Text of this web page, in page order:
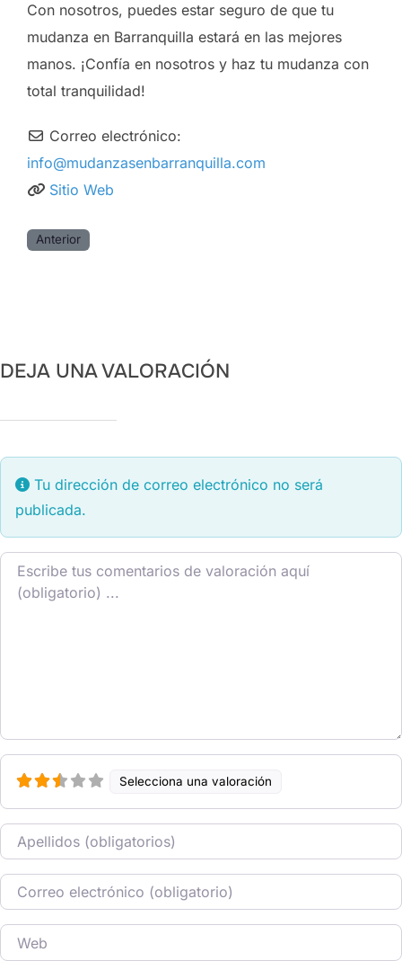
Con nosotros, puedes estar seguro de que tu
mudanza en Barranquilla estará en las mejores
manos. ¡Confía en nosotros y haz tu mudanza con
total tranquilidad!
Correo electrónico:
info@mudanzasenbarranquilla.com
Sitio Web
Anterior
DEJA UNA VALORACIÓN
Tu dirección de correo electrónico no será
publicada.
Texto de la reseña
Selecciona una valoración
Nombre
Correo electrónico
Web